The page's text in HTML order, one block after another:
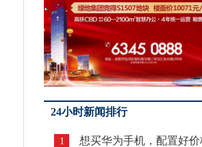
24小时新闻排行
1 想买华为手机，配置好